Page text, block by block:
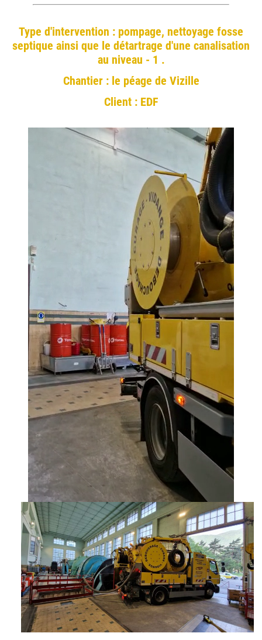
Type d'intervention : pompage, nettoyage fosse
septique ainsi que le détartrage d'une canalisation
au niveau - 1 .
Chantier : le péage de Vizille
Client : EDF